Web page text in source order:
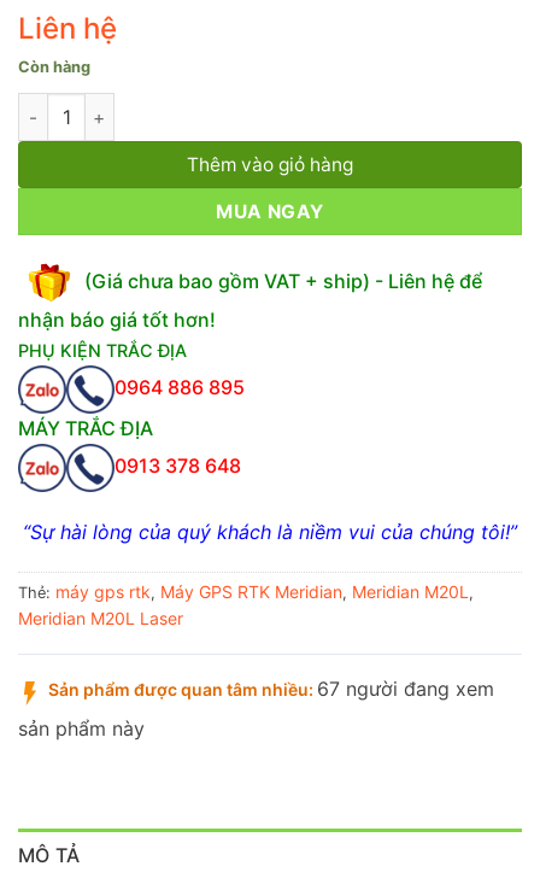
Liên hệ
Còn hàng
Máy GPS RTK Meridian M20L (Laser và 2 camera trước) số
Thêm vào giỏ hàng
MUA NGAY
(Giá chưa bao gồm VAT + ship) - Liên hệ để
nhận báo giá tốt hơn!
PHỤ KIỆN TRẮC ĐỊA
0964 886 895
MÁY TRẮC ĐỊA
0913 378 648
“Sự hài lòng của quý khách là niềm vui của chúng tôi!”
Thẻ: máy gps rtk, Máy GPS RTK Meridian, Meridian M20L,
Meridian M20L Laser
Sản phẩm được quan tâm nhiều: 67 người đang xem
sản phẩm này
MÔ TẢ